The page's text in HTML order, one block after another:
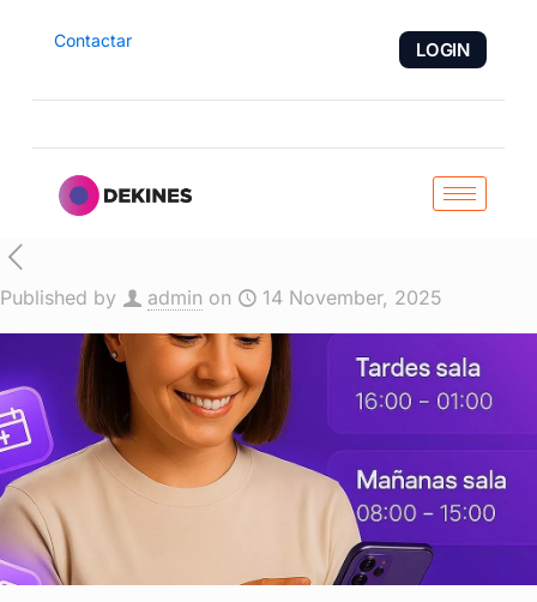
Contactar LOGIN
Published by admin on 14 November, 2025